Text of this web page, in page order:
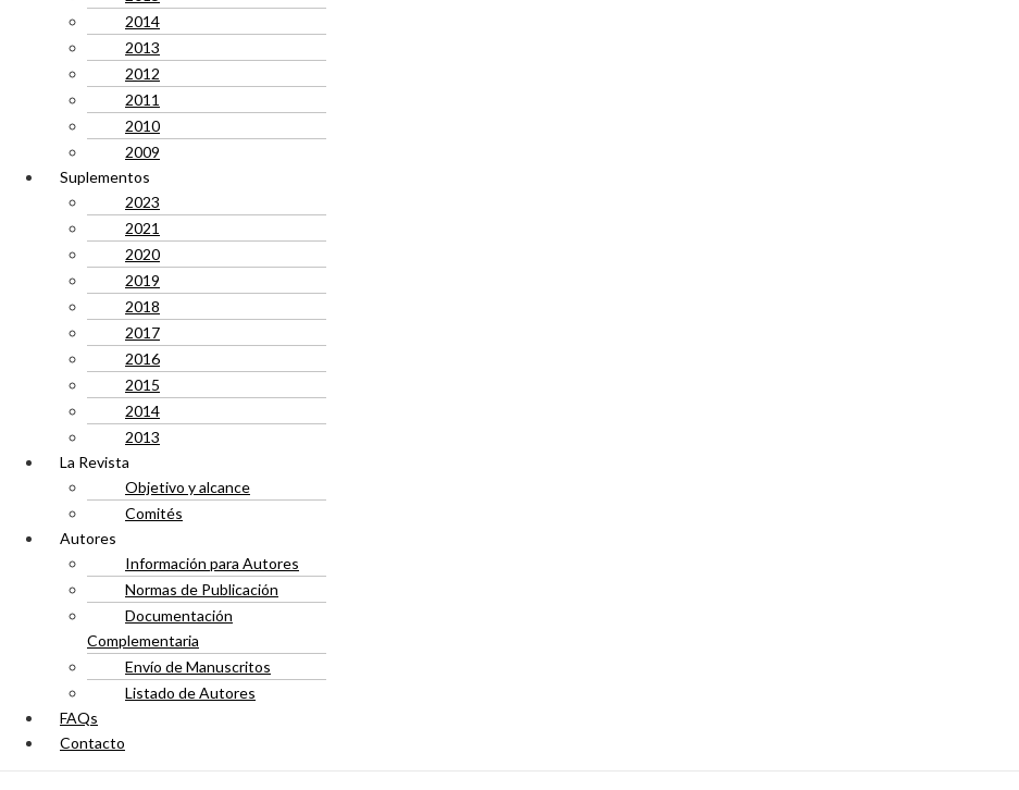
2014
2013
2012
2011
2010
2009
Suplementos
2023
2021
2020
2019
2018
2017
2016
2015
2014
2013
La Revista
Objetivo y alcance
Comités
Autores
Información para Autores
Normas de Publicación
Documentación
Complementaria
Envío de Manuscritos
Listado de Autores
FAQs
Contacto